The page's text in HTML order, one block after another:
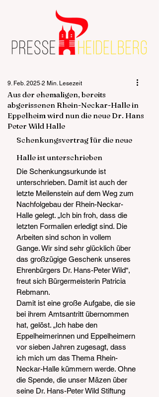
Aus der ehemaligen, bereits
abgerissenen Rhein-Neckar-Halle in
Eppelheim wird nun die neue Dr. Hans
Peter Wild Halle
9. Feb. 2025 2 Min. Lesezeit
Schenkungsvertrag für die neue
Halle ist unterschrieben
Die Schenkungsurkunde ist
unterschrieben. Damit ist auch der
letzte Meilenstein auf dem Weg zum
Nachfolgebau der Rhein-Neckar-
Halle gelegt. „Ich bin froh, dass die
letzten Formalien erledigt sind. Die
Arbeiten sind schon in vollem
Gange. Wir sind sehr glücklich über
das großzügige Geschenk unseres
Ehrenbürgers Dr. Hans-Peter Wild“,
freut sich Bürgermeisterin Patricia
Rebmann.
Damit ist eine große Aufgabe, die sie
bei ihrem Amtsantritt übernommen
hat, gelöst. „Ich habe den
Eppelheimerinnen und Eppelheimern
vor sieben Jahren zugesagt, dass
ich mich um das Thema Rhein-
Neckar-Halle kümmern werde. Ohne
die Spende, die unser Mäzen über
seine Dr. Hans-Peter Wild Stiftung